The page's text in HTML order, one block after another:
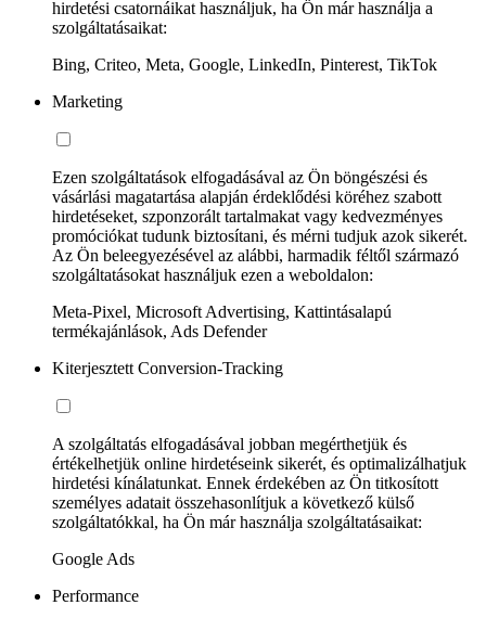
hirdetési csatornáikat használjuk, ha Ön már használja a
szolgáltatásaikat:
Bing, Criteo, Meta, Google, LinkedIn, Pinterest, TikTok
Marketing
Ezen szolgáltatások elfogadásával az Ön böngészési és
vásárlási magatartása alapján érdeklődési köréhez szabott
hirdetéseket, szponzorált tartalmakat vagy kedvezményes
promóciókat tudunk biztosítani, és mérni tudjuk azok sikerét.
Az Ön beleegyezésével az alábbi, harmadik féltől származó
szolgáltatásokat használjuk ezen a weboldalon:
Meta-Pixel, Microsoft Advertising, Kattintásalapú
termékajánlások, Ads Defender
Kiterjesztett Conversion-Tracking
A szolgáltatás elfogadásával jobban megérthetjük és
értékelhetjük online hirdetéseink sikerét, és optimalizálhatjuk
hirdetési kínálatunkat. Ennek érdekében az Ön titkosított
személyes adatait összehasonlítjuk a következő külső
szolgáltatókkal, ha Ön már használja szolgáltatásaikat:
Google Ads
Performance